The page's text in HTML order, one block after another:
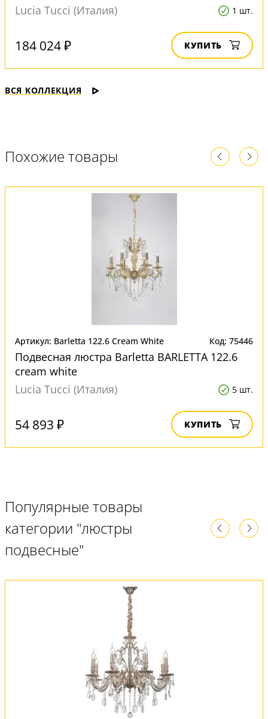
Lucia Tucci (Италия)
1 шт.
184 024 ₽ КУПИТЬ
ВСЯ КОЛЛЕКЦИЯ
Похожие товары
Артикул: Barletta 122.6 Cream White Код: 75446
Подвесная люстра Barletta BARLETTA 122.6
cream white
Lucia Tucci (Италия)
5 шт.
54 893 ₽ КУПИТЬ
Популярные товары
категории "люстры
подвесные"